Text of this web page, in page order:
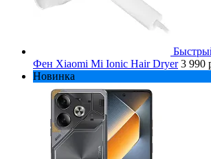
Фен Xiaomi Mi Ionic Hair Dryer 3 990
Новинка